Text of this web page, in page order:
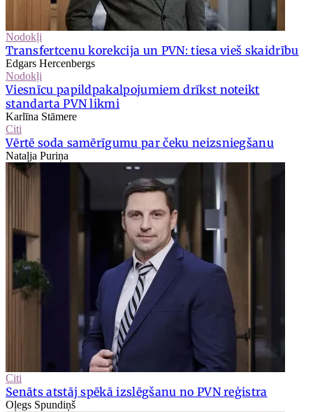
Nodokļi
Transfertcenu korekcija un PVN: tiesa vieš skaidrību
Edgars Hercenbergs
Nodokļi
Viesnīcu papildpakalpojumiem drīkst noteikt
standarta PVN likmi
Karlīna Stāmere
Citi
Vērtē soda samērīgumu par čeku neizsniegšanu
Nataļja Puriņa
Citi
Senāts atstāj spēkā izslēgšanu no PVN reģistra
Oļegs Spundiņš